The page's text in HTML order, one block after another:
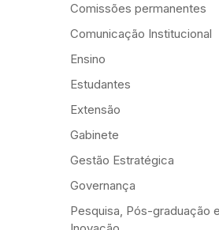
Comissões permanentes
Comunicação Institucional
Ensino
Estudantes
Extensão
Gabinete
Gestão Estratégica
Governança
Pesquisa, Pós-graduação e